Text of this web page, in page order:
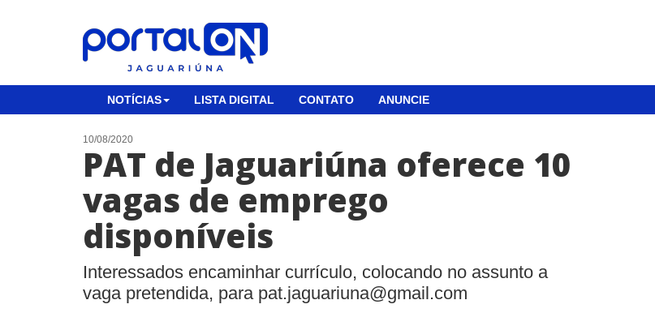
NOTÍCIAS LISTA DIGITAL CONTATO ANUNCIE
10/08/2020
PAT de Jaguariúna oferece 10
vagas de emprego
disponíveis
Interessados encaminhar currículo, colocando no assunto a
vaga pretendida, para pat.jaguariuna@gmail.com